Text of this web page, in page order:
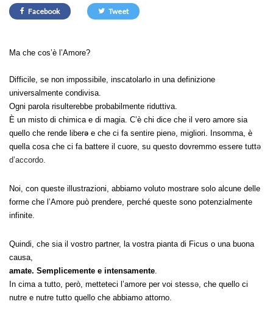
Facebook Tweet
Ma che cos’è l’Amore?
Difficile, se non impossibile, inscatolarlo in una definizione
universalmente condivisa.
Ogni parola risulterebbe probabilmente riduttiva.
È un misto di chimica e di magia. C’è chi dice che il vero amore sia
quello che rende liberə e che ci fa sentire pienə, migliori. Insomma, è
quella cosa che ci fa battere il cuore, su questo dovremmo essere tuttə
d’accordo.
Noi, con queste illustrazioni, abbiamo voluto mostrare solo alcune delle
forme che l’Amore può prendere, perché queste sono potenzialmente
infinite.
Quindi, che sia il vostro partner, la vostra pianta di Ficus o una buona
causa,
amate. Semplicemente e intensamente.
In cima a tutto, però, metteteci l’amore per voi stessə, che quello ci
nutre e nutre tutto quello che abbiamo attorno.